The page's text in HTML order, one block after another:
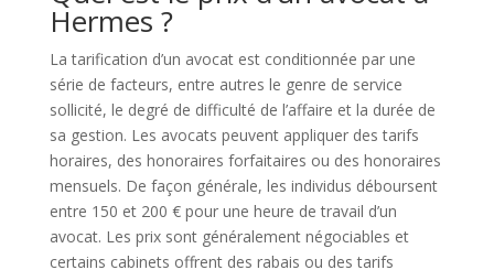
Hermes ?
La tarification d’un avocat est conditionnée par une
série de facteurs, entre autres le genre de service
sollicité, le degré de difficulté de l’affaire et la durée de
sa gestion. Les avocats peuvent appliquer des tarifs
horaires, des honoraires forfaitaires ou des honoraires
mensuels. De façon générale, les individus déboursent
entre 150 et 200 € pour une heure de travail d’un
avocat. Les prix sont généralement négociables et
certains cabinets offrent des rabais ou des tarifs